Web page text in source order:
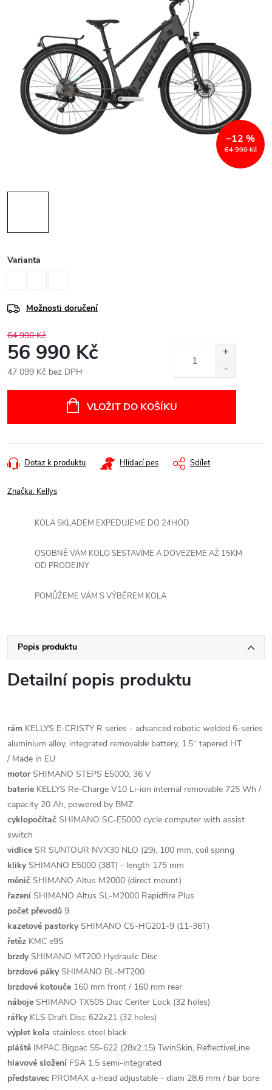
64 990 Kč
–12 %
Varianta
Možnosti doručení
64 990 Kč
56 990 Kč
47 099 Kč bez DPH
VLOŽIT DO KOŠÍKU
Dotaz k produktu Hlídací pes Sdílet
Značka: Kellys
KOLA SKLADEM EXPEDUJEME DO 24HOD
OSOBNĚ VÁM KOLO SESTAVÍME A DOVEZEME AŽ 15KM
OD PRODEJNY
POMŮŽEME VÁM S VÝBĚREM KOLA
Popis produktu
Detailní popis produktu
rám KELLYS E-CRISTY R series - advanced robotic welded 6-series
aluminium alloy, integrated removable battery, 1.5“ tapered HT
/ Made in EU
motorSHIMANO STEPS E5000, 36 V
baterie KELLYS Re-Charge V10 Li-ion internal removable 725 Wh /
capacity 20 Ah, powered by BMZ
cyklopočítač SHIMANO SC-E5000 cycle computer with assist
switch
vidlice SR SUNTOUR NVX30 NLO (29), 100 mm, coil spring
klikySHIMANO E5000 (38T) - length 175 mm
měnič SHIMANO Altus M2000 (direct mount)
řazení SHIMANO Altus SL-M2000 Rapidfire Plus
počet převodů 9
kazetové pastorkySHIMANO CS-HG201-9 (11-36T)
řetěz KMC e9S
brzdySHIMANO MT200 Hydraulic Disc
brzdové pákySHIMANO BL-MT200
brzdové kotouče 160 mm front / 160 mm rear
náboje SHIMANO TX505 Disc Center Lock (32 holes)
ráfkyKLS Draft Disc 622x21 (32 holes)
výplet kola stainless steel black
pláště IMPAC Bigpac 55-622 (28x2.15) TwinSkin, ReflectiveLine
hlavové složení FSA 1.5 semi-integrated
představec PROMAX a-head adjustable - diam 28.6 mm / bar bore